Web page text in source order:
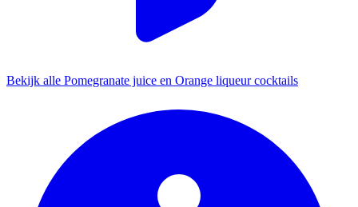
Bekijk alle Pomegranate juice en Orange liqueur cocktails